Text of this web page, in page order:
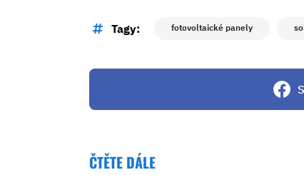
Tagy: fotovoltaické panely
ČTĚTE DÁLE